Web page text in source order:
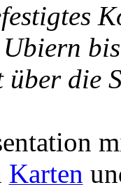
Ubiern
über die
Karten